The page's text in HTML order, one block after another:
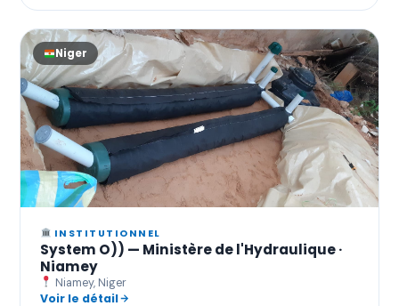
Niger
INSTITUTIONNEL
System O)) — Ministère de l'Hydraulique ·
Niamey
Niamey, Niger
Voir le détail